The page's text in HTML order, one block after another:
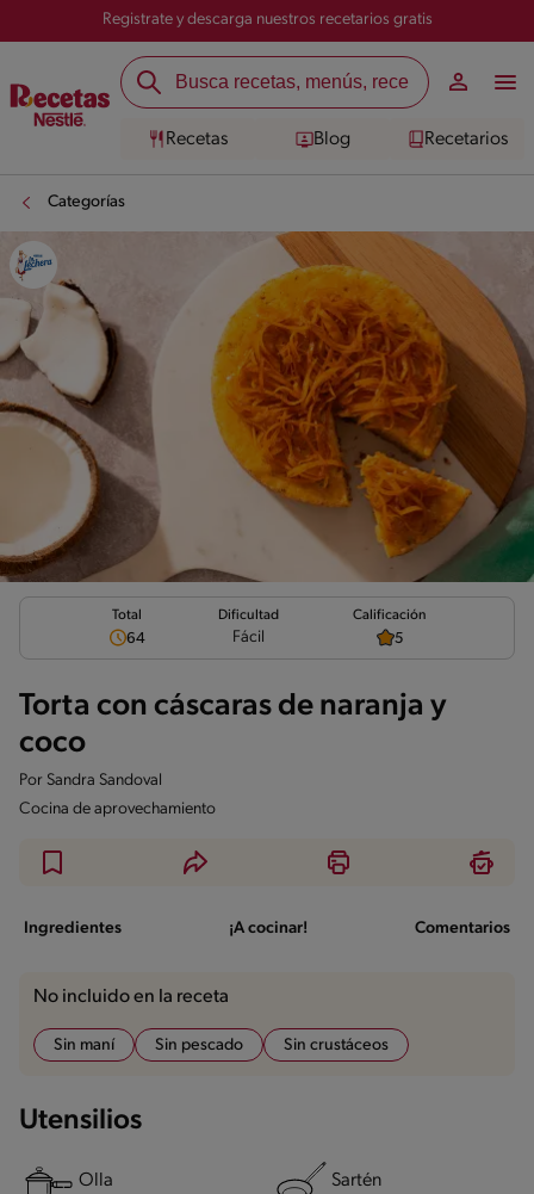
Registrate y descarga nuestros recetarios gratis
Recetas Blog Recetarios
Categorías
Total
64
Dificultad
Fácil
Calificación
5
Torta con cáscaras de naranja y
coco
Por Sandra Sandoval
Cocina de aprovechamiento
Ingredientes ¡A cocinar! Comentarios
No incluido en la receta
Sin maní Sin pescado Sin crustáceos
Utensilios
Olla Sartén